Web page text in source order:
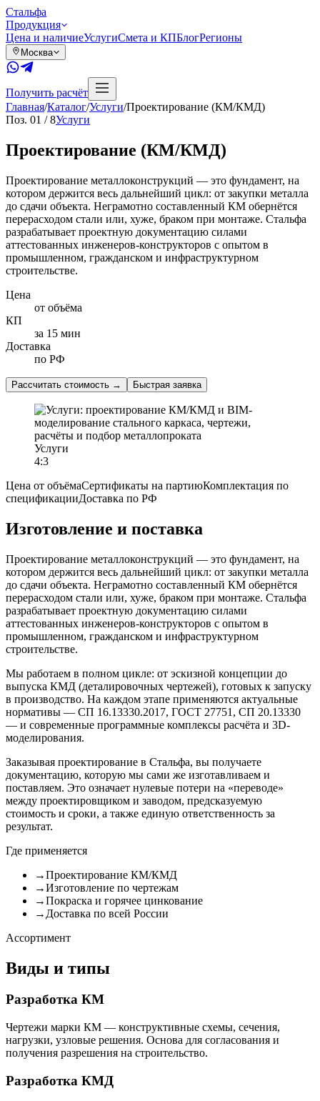
Стальфа
Продукция
Цена и наличиеУслугиСмета и КПБлогРегионы
Москва
Получить расчёт
Главная/Каталог/Услуги/Проектирование (КМ/КМД)
Поз. 01 /8Услуги
Проектирование (КМ/КМД)
Проектирование металлоконструкций — это фундамент, на
котором держится весь дальнейший цикл: от закупки металла
до сдачи объекта. Неграмотно составленный КМ обернётся
перерасходом стали или, хуже, браком при монтаже. Стальфа
разрабатывает проектную документацию силами
аттестованных инженеров-конструкторов с опытом в
промышленном, гражданском и инфраструктурном
строительстве.
Цена
от объёма
КП
за 15 мин
Доставка
по РФ
Рассчитать стоимость → Быстрая заявка
Услуги
4:3
Цена от объёмаСертификаты на партиюКомплектация по
спецификацииДоставка по РФ
Изготовление и поставка
Проектирование металлоконструкций — это фундамент, на
котором держится весь дальнейший цикл: от закупки металла
до сдачи объекта. Неграмотно составленный КМ обернётся
перерасходом стали или, хуже, браком при монтаже. Стальфа
разрабатывает проектную документацию силами
аттестованных инженеров-конструкторов с опытом в
промышленном, гражданском и инфраструктурном
строительстве.
Мы работаем в полном цикле: от эскизной концепции до
выпуска КМД (деталировочных чертежей), готовых к запуску
в производство. На каждом этапе применяются актуальные
нормативы — СП 16.13330.2017, ГОСТ 27751, СП 20.13330
— и современные программные комплексы расчёта и 3D-
моделирования.
Заказывая проектирование в Стальфа, вы получаете
документацию, которую мы сами же изготавливаем и
поставляем. Это означает нулевые потери на «переводе»
между проектировщиком и заводом, предсказуемую
стоимость и сроки, а также единую ответственность за
результат.
Где применяется
→Проектирование КМ/КМД
→Изготовление по чертежам
→Покраска и горячее цинкование
→ Доставка по всей России
Ассортимент
Виды и типы
Разработка КМ
Чертежи марки КМ — конструктивные схемы, сечения,
нагрузки, узловые решения. Основа для согласования и
получения разрешения на строительство.
Разработка КМД